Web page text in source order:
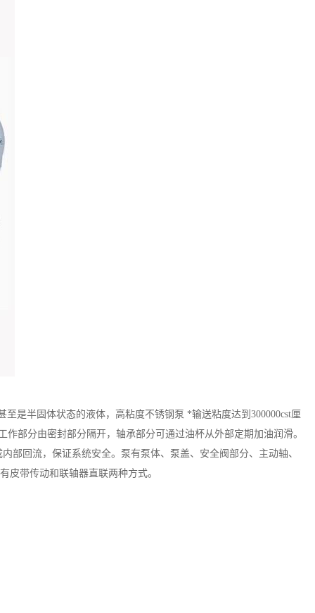
至是半固体状态的液体，高粘度不锈钢泵 *输送粘度达到 300000cst厘
部分由密封部分隔开，轴承部分可通过油杯从外部定期加油润滑。
部回流，保证系统安全。泵有泵体、泵盖、安全阀部分、主动轴、
皮带传动和联轴器直联两种方式。